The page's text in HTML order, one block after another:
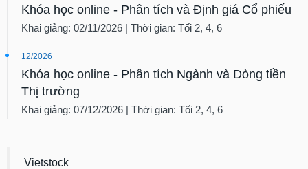
Khóa học online - Phân tích và Định giá Cổ phiếu
Khai giảng: 02/11/2026 | Thời gian: Tối 2, 4, 6
12/2026
Khóa học online - Phân tích Ngành và Dòng tiền
Thị trường
Khai giảng: 07/12/2026 | Thời gian: Tối 2, 4, 6
Vietstock